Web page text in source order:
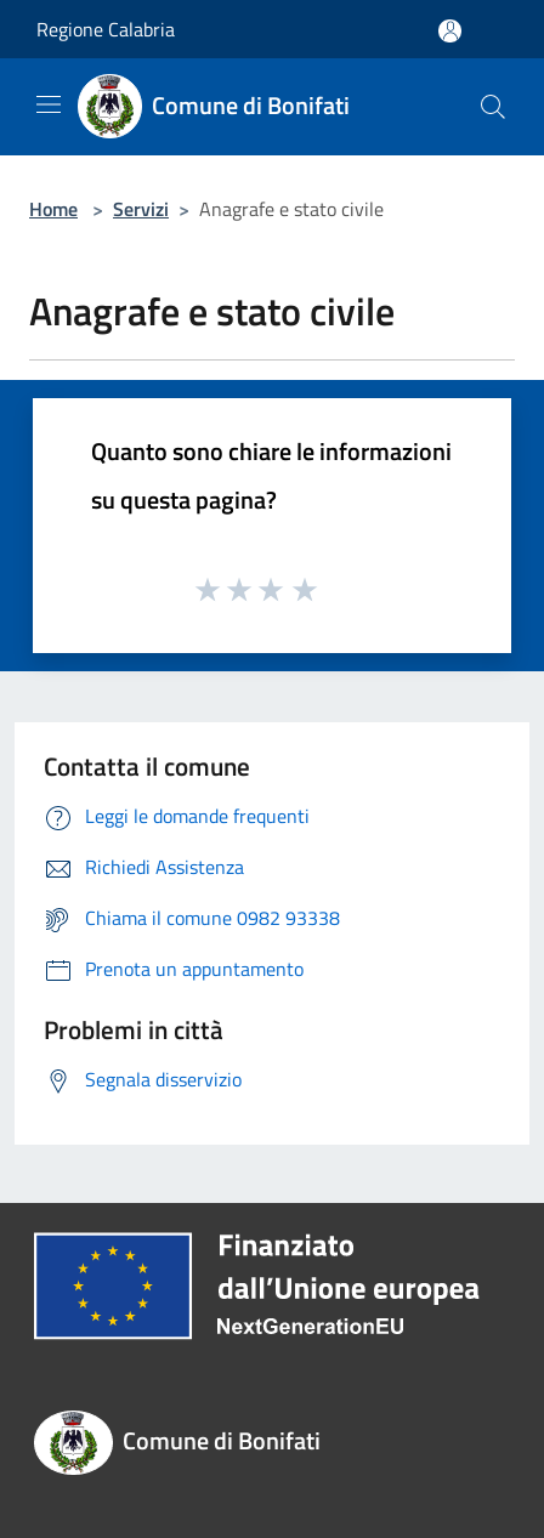
Regione Calabria
Comune di Bonifati
Home > Servizi > Anagrafe e stato civile
Anagrafe e stato civile
Quanto sono chiare le informazioni
su questa pagina?
Contatta il comune
Leggi le domande frequenti
Richiedi Assistenza
Chiama il comune 0982 93338
Prenota un appuntamento
Problemi in città
Segnala disservizio
Comune di Bonifati